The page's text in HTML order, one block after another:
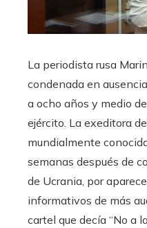
La periodista rusa
condenada en
a ocho años y medio
ejército. La exeditora
mundialmente
semanas después de
de Ucrania, por
informativos de más
cartel que decía “No a